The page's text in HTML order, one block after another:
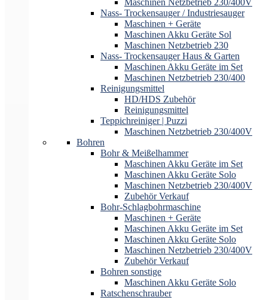
Maschinen Netzbetrieb 230/400V
Nass- Trockensauger / Industriesauger
Maschinen + Geräte
Maschinen Akku Geräte Sol
Maschinen Netzbetrieb 230
Nass- Trockensauger Haus & Garten
Maschinen Akku Geräte im Set
Maschinen Netzbetrieb 230/400
Reinigungsmittel
HD/HDS Zubehör
Reinigungsmittel
Teppichreiniger | Puzzi
Maschinen Netzbetrieb 230/400V
Bohren
Bohr & Meißelhammer
Maschinen Akku Geräte im Set
Maschinen Akku Geräte Solo
Maschinen Netzbetrieb 230/400V
Zubehör Verkauf
Bohr-Schlagbohrmaschine
Maschinen + Geräte
Maschinen Akku Geräte im Set
Maschinen Akku Geräte Solo
Maschinen Netzbetrieb 230/400V
Zubehör Verkauf
Bohren sonstige
Maschinen Akku Geräte Solo
Ratschenschrauber